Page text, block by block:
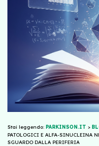
Stai leggendo: PARKINSON.IT >
PATOLOGICI E ALFA-SINUCLEINA
SGUARDO DALLA PERIFERIA